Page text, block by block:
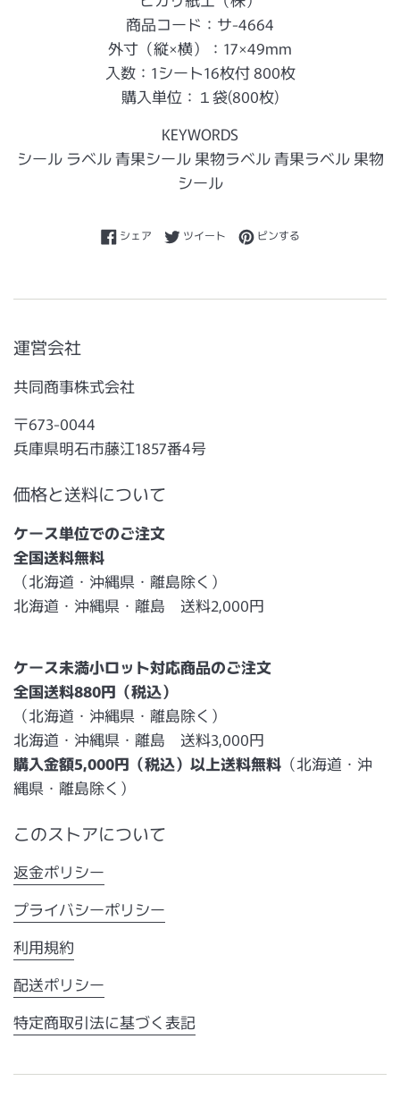
商品コード：サ-4664
外寸（縦×横）：17×49mm
入数：1シート16枚付 800枚
購入単位：１袋(800枚)
KEYWORDS
シール ラベル 青果シール 果物ラベル 青果ラベル 果物
シール
シェアFacebookでシェアする
ツイートTwitterに投稿する
ピンするPinterestでピンする
運営会社
共同商事株式会社
〒673-0044
兵庫県明石市藤江1857番4号
価格と送料について
ケース単位でのご注文
全国送料無料
（北海道・沖縄県・離島除く）
北海道・沖縄県・離島 送料2,000円
ケース未満小ロット対応商品のご注文
全国送料880円（税込）
（北海道・沖縄県・離島除く）
北海道・沖縄県・離島 送料3,000円
購入金額5,000円（税込）以上送料無料 （北海道・沖
縄県・離島除く）
このストアについて
返金ポリシー
プライバシーポリシー
利用規約
配送ポリシー
特定商取引法に基づく表記